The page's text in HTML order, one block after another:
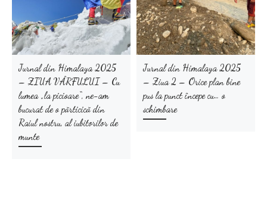
Jurnal din Himalaya 2025
– ZIUA VÂRFULUI – Cu
lumea „la picioare“, ne-am
bucurat de o părticică din
Raiul nostru, al iubitorilor de
munte
Jurnal din Himalaya 2025
– Ziua 2 – Orice plan bine
pus la punct începe cu… o
schimbare